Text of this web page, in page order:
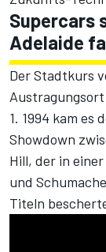
Supercars
Adelaide
Der Stadtkurs
1. 1994 kam
Showdown
Hill, der in
und
Titeln